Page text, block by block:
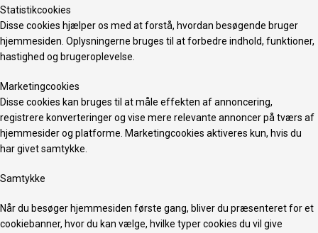
Statistikcookies
Disse cookies hjælper os med at forstå, hvordan besøgende bruger
hjemmesiden. Oplysningerne bruges til at forbedre indhold, funktioner,
hastighed og brugeroplevelse.
Marketingcookies
Disse cookies kan bruges til at måle effekten af annoncering,
registrere konverteringer og vise mere relevante annoncer på tværs af
hjemmesider og platforme. Marketingcookies aktiveres kun, hvis du
har givet samtykke.
Samtykke
Når du besøger hjemmesiden første gang, bliver du præsenteret for et
cookiebanner, hvor du kan vælge, hvilke typer cookies du vil give